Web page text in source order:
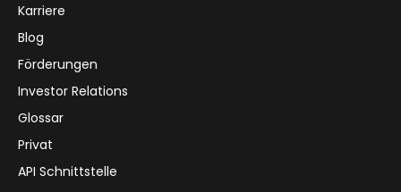
Karriere
Blog
Förderungen
Investor Relations
Glossar
Privat
API Schnittstelle